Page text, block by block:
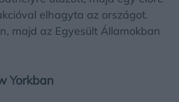
elhagyta az országot.
majd az Egyesült Államokban
Yorkban